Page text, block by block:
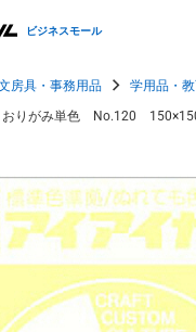
ビジネスモール
房具・事務用品
学用品・
おりがみ単色 No.120